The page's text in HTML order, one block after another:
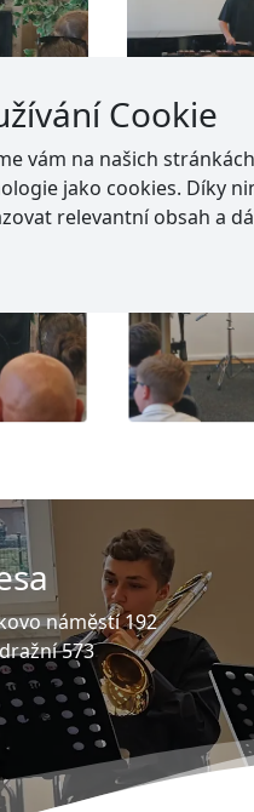
náměstí 192
573
Cookie
vám na našich
jako cookies. Díky
relevantní obsah a